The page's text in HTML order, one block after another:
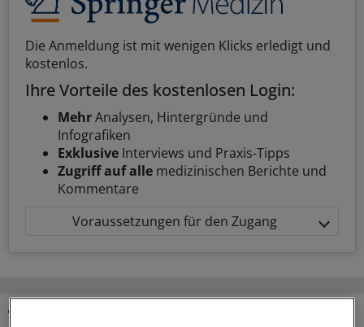
Die Anmeldung ist mit wenigen Klicks erledigt und
kostenlos.
Ihre Vorteile des kostenlosen Login:
MehrAnalysen, Hintergründe und
Infografiken
Exklusive Interviews und Praxis-Tipps
Zugriff auf alle medizinischen Berichte und
Kommentare
Voraussetzungen für den Zugang